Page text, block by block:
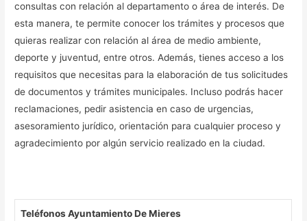
consultas con relación al departamento o área de interés. De
esta manera, te permite conocer los trámites y procesos que
quieras realizar con relación al área de medio ambiente,
deporte y juventud, entre otros. Además, tienes acceso a los
requisitos que necesitas para la elaboración de tus solicitudes
de documentos y trámites municipales. Incluso podrás hacer
reclamaciones, pedir asistencia en caso de urgencias,
asesoramiento jurídico, orientación para cualquier proceso y
agradecimiento por algún servicio realizado en la ciudad.
Teléfonos Ayuntamiento De Mieres